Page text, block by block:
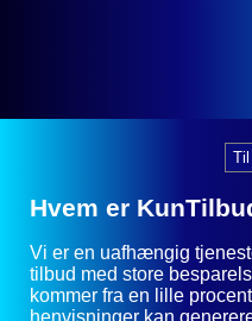
Til
Hvem er
Vi er en uafhængig
tilbud med store
kommer fra en lille